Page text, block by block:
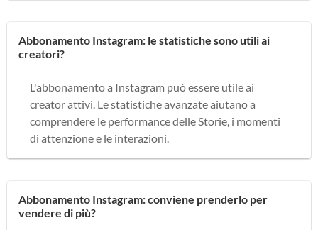
Abbonamento Instagram: le statistiche sono utili ai
creatori?
L'abbonamento a Instagram può essere utile ai
creator attivi. Le statistiche avanzate aiutano a
comprendere le performance delle Storie, i momenti
di attenzione e le interazioni.
Abbonamento Instagram: conviene prenderlo per
vendere di più?